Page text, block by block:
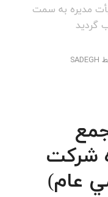
مدیره به سمت
گردید
SADEGH
شركت
عام)